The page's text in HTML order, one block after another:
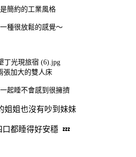
簡約的工業風格
種很放鬆的感覺～
張加大的雙人床
起睡不會感到很擁擠
姐姐也沒有吵到妹妹
口都睡得好安穩 💤